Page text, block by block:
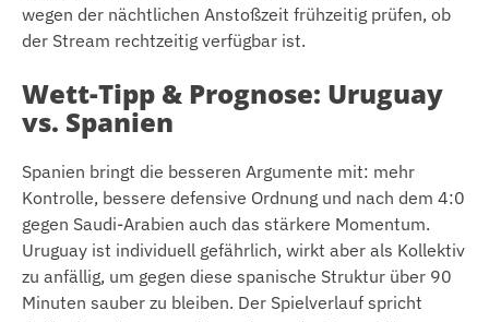
wegen der nächtlichen Anstoßzeit frühzeitig prüfen, ob
der Stream rechtzeitig verfügbar ist.
Wett-Tipp & Prognose: Uruguay
vs. Spanien
Spanien bringt die besseren Argumente mit: mehr
Kontrolle, bessere defensive Ordnung und nach dem 4:0
gegen Saudi-Arabien auch das stärkere Momentum.
Uruguay ist individuell gefährlich, wirkt aber als Kollektiv
zu anfällig, um gegen diese spanische Struktur über 90
Minuten sauber zu bleiben. Der Spielverlauf spricht